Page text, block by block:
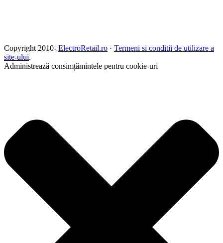
Copyright 2010- ElectroRetail.ro · Termeni si conditii de utilizare a
site-ului.
Administrează consimțămintele pentru cookie-uri